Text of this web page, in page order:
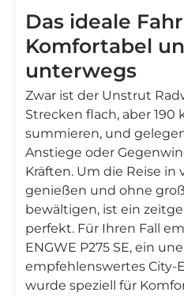
Das ideale
Komfortabel
unterwegs
Zwar ist der Unstrut
Strecken flach, aber 190
summieren, und
Anstiege oder
Kräften. Um die Reise in
genießen und ohne
bewältigen, ist ein
perfekt. Für Ihren Fall
ENGWE P275 SE, ein
empfehlenswertes City-
wurde speziell für